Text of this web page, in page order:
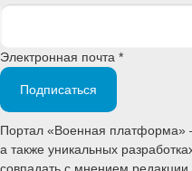
Электронная почта *
Подписаться
Портал «Военная платформа»
а также уникальных
совпадать с мнением редакции.